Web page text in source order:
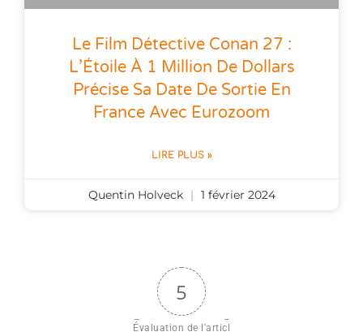
Le Film Détective Conan 27 :
L’Étoile À 1 Million De Dollars
Précise Sa Date De Sortie En
France Avec Eurozoom
LIRE PLUS »
Quentin Holveck 1 février 2024
5
Évaluation de l'articl